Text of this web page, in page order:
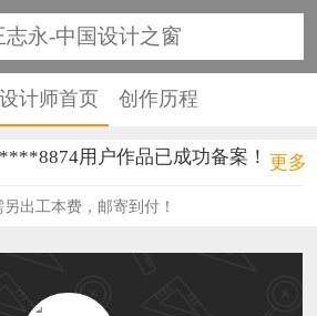
志永-中国设计之窗
设计师首页 创作历程
用户作品已成功备案！
用户作品已成功备案！
更多
出工本费，邮寄到付！